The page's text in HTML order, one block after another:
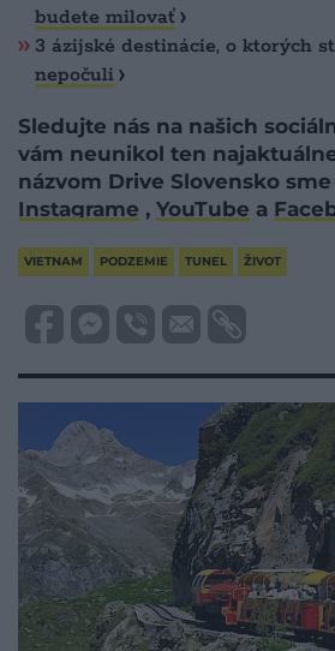
budete milovať
3 ázijské destinácie, o ktorých
nepočuli
Sledujte nás na našich
vám neunikol ten
názvom Drive Slovensko sme
Instagrame , YouTube a
VIETNAM PODZEMIE TUNEL ŽIVOT